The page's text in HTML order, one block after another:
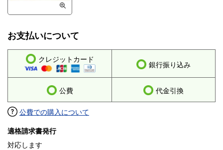
お支払いについて
クレジットカード
銀行振り込み
公費 代金引換
公費での購入について
適格請求書発行
対応します